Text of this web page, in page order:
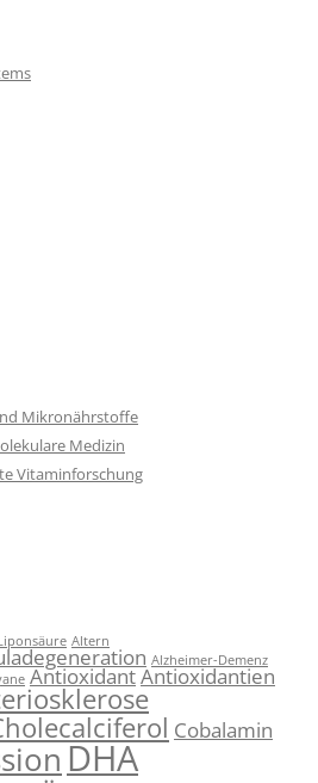
Mikronährstoffe
Medizin
Vitaminforschung
Altern
Alzheimer-Demenz
AntioxidantAntioxidantien
Cobalamin
DHA